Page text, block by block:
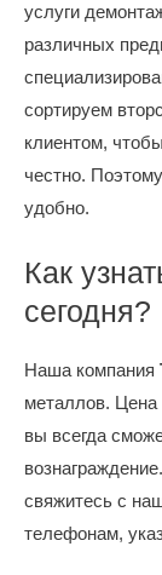
услуги
различных
сортируем
клиентом,
честно.
удобно.
Как
сегодня?
Наша компания
металлов. Цена
вы всегда
свяжитесь с
телефонам,